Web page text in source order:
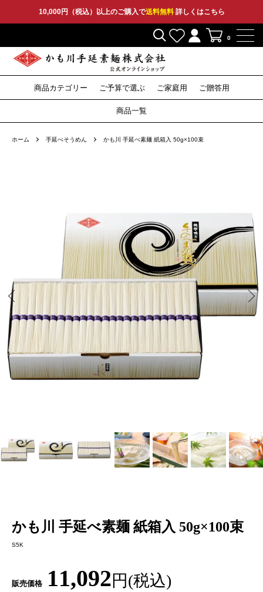
10,000円（税込）以上のご購入で送料無料詳しくはこちら
0
商品カテゴリー
うどん
そうめん
ひやむぎ
そば
つゆ
セット
その他
特産品
ご予算で選ぶ
〜1,999円
2,000円〜
3,000円〜
5,000円〜
10,000円〜
ご家庭用
うどん
そうめん
ひやむぎ
そば
つゆ
セット
その他
ご贈答用
うどん
そうめん
ひやむぎ
そば
セット
その他
商品一覧
ホーム 手延べそうめん かも川 手延べ素麺 紙箱入 50g×100束
かも川 手延べ素麺 紙箱入 50g×100束
S5K
販売価格 11,092円(税込)